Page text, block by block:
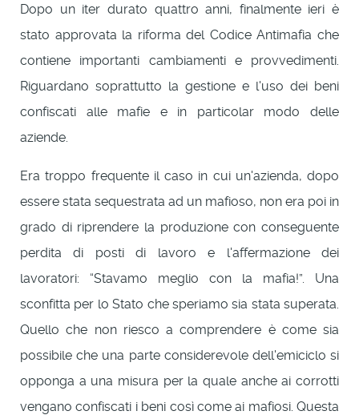
Dopo un iter durato quattro anni, finalmente ieri è
stato approvata la riforma del Codice Antimafia che
contiene importanti cambiamenti e provvedimenti.
Riguardano soprattutto la gestione e l'uso dei beni
confiscati alle mafie e in particolar modo delle
aziende.
Era troppo frequente il caso in cui un'azienda, dopo
essere stata sequestrata ad un mafioso, non era poi in
grado di riprendere la produzione con conseguente
perdita di posti di lavoro e l'affermazione dei
lavoratori: “Stavamo meglio con la mafia!”. Una
sconfitta per lo Stato che speriamo sia stata superata.
Quello che non riesco a comprendere è come sia
possibile che una parte considerevole dell'emiciclo si
opponga a una misura per la quale anche ai corrotti
vengano confiscati i beni così come ai mafiosi. Questa